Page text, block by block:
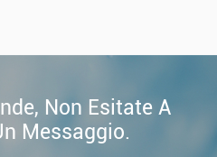
Non Esitate A
Messaggio.